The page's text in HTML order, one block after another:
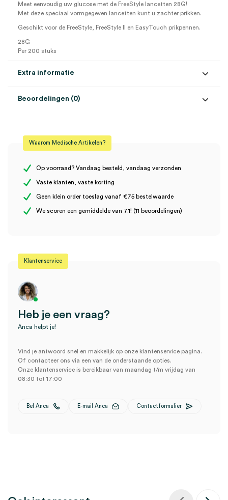
Meet eenvoudig uw glucose met de FreeStyle lancetten 28G!
Met deze speciaal vormgegeven lancetten kunt u zachter prikken.
Geschikt voor de FreeStyle, FreeStyle II en EasyTouch prikpennen.
28G
Per 200 stuks
Extra informatie
Naald 28G
Steriel
Beoordelingen (0)
Er zijn nog geen beoordelingen.
beoordelen
Waarom Medische Artikelen?
Op voorraad? Vandaag besteld, vandaag verzonden
Vaste klanten, vaste korting
Geen klein order toeslag vanaf €75 bestelwaarde
We scoren een gemiddelde van 7.1! (11 beoordelingen)
Klantenservice
Heb je een vraag?
Anca helpt je!
Vind je antwoord snel en makkelijk op onze klantenservice pagina.
Of contacteer ons via een van de onderstaande opties.
Onze klantenservice is bereikbaar van maandag t/m vrijdag van
08:30 tot 17:00
Bel Anca E-mail Anca Contactformulier